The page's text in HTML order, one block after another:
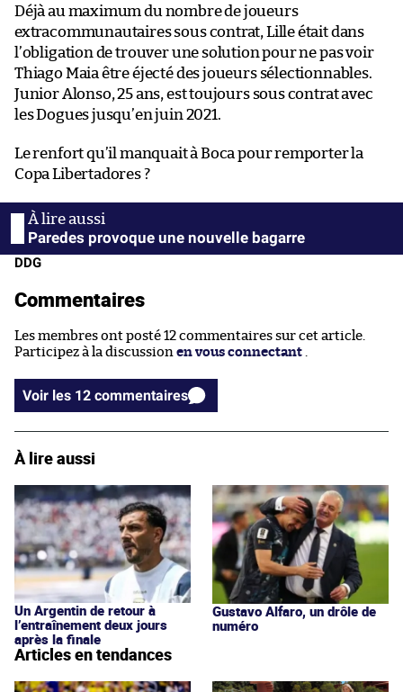
Déjà au maximum du nombre de joueurs
extracommunautaires sous contrat, Lille était dans
l’obligation de trouver une solution pour ne pas voir
Thiago Maia être éjecté des joueurs sélectionnables.
Junior Alonso, 25 ans, est toujours sous contrat avec
les Dogues jusqu’en juin 2021.
Le renfort qu’il manquait à Boca pour remporter la
Copa Libertadores ?
Paredes provoque une nouvelle bagarre
DDG
Commentaires
Les membres ont posté 12 commentaires sur cet article.
Participez à la discussion en vous connectant
Voir les 12 commentaires
À lire aussi
Un Argentin de retour à
l’entraînement deux jours
après la finale
Gustavo Alfaro, un drôle de
numéro
Articles en tendances